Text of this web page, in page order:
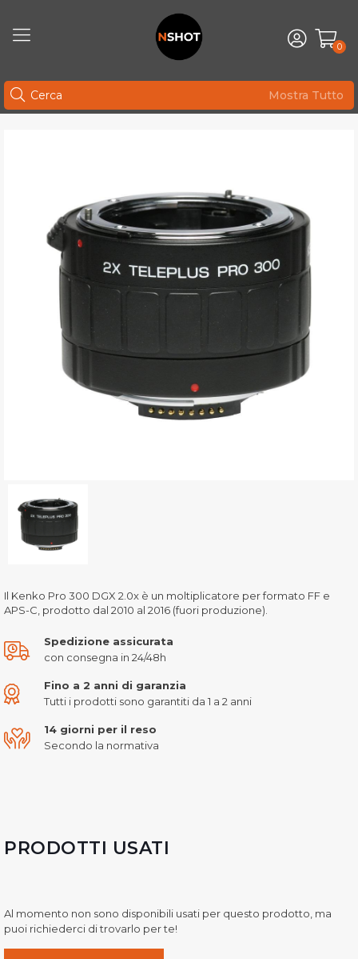
0
Mostra Tutto
Il Kenko Pro 300 DGX 2.0x è un moltiplicatore per formato FF e
APS-C, prodotto dal 2010 al 2016 (fuori produzione).
Spedizione assicurata
con consegna in 24/48h
Fino a 2 anni di garanzia
Tutti i prodotti sono garantiti da 1 a 2 anni
14 giorni per il reso
Secondo la normativa
PRODOTTI USATI
Al momento non sono disponibili usati per questo prodotto, ma
puoi richiederci di trovarlo per te!